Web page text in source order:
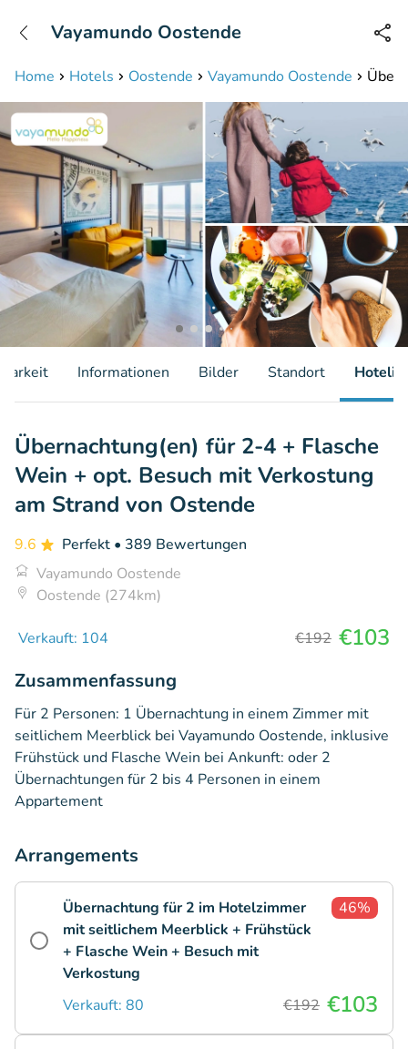
Erreichbar bis 23:00 Uhr (max 0,09€/Min)
Home Hotels Oostende Vayamundo Oostende
Vayamundo Oostende
Informationen Bilder Standort
Übernachtung(en) für 2-4 + Flasche
Wein + opt. Besuch mit Verkostung
am Strand von Ostende
9.6 Perfekt • 389 Bewertungen
Vayamundo Oostende
Oostende (274km)
Verkauft: 104 €192 €103
Zusammenfassung
Für 2 Personen: 1 Übernachtung in einem Zimmer mit
seitlichem Meerblick bei Vayamundo Oostende, inklusive
Frühstück und Flasche Wein bei Ankunft: oder 2
Übernachtungen für 2 bis 4 Personen in einem
Appartement
Arrangements
Übernachtung für 2 im Hotelzimmer
mit seitlichem Meerblick + Frühstück
+ Flasche Wein + Besuch mit
Verkostung
46%
Verkauft: 80 €192 €103